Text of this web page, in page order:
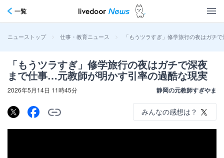
一覧
ニューストップ > 仕事・教育ニュース > 「もうツラすぎ」修学旅行の夜はガチ
「もうツラすぎ」修学旅行の夜はガチで深夜
まで仕事…元教師が明かす引率の過酷な現実
2026年5月14日 11時45分 静岡の元教師すぎやま
みんなの感想は？